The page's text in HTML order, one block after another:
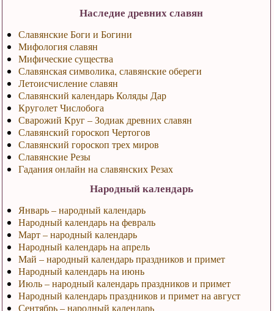
Наследие древних славян
Славянские Боги и Богини
Мифология славян
Мифические существа
Славянская символика, славянские обереги
Летоисчисление славян
Славянский календарь Коляды Дар
Круголет Числобога
Сварожий Круг – Зодиак древних славян
Славянский гороскоп Чертогов
Славянский гороскоп трех миров
Славянские Резы
Гадания онлайн на славянских Резах
Народный календарь
Январь – народный календарь
Народный календарь на февраль
Март – народный календарь
Народный календарь на апрель
Май – народный календарь праздников и примет
Народный календарь на июнь
Июль – народный календарь праздников и примет
Народный календарь праздников и примет на август
Сентябрь – народный календарь